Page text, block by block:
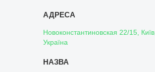
Новоконстантиновская 22/15, Київ,
Україна